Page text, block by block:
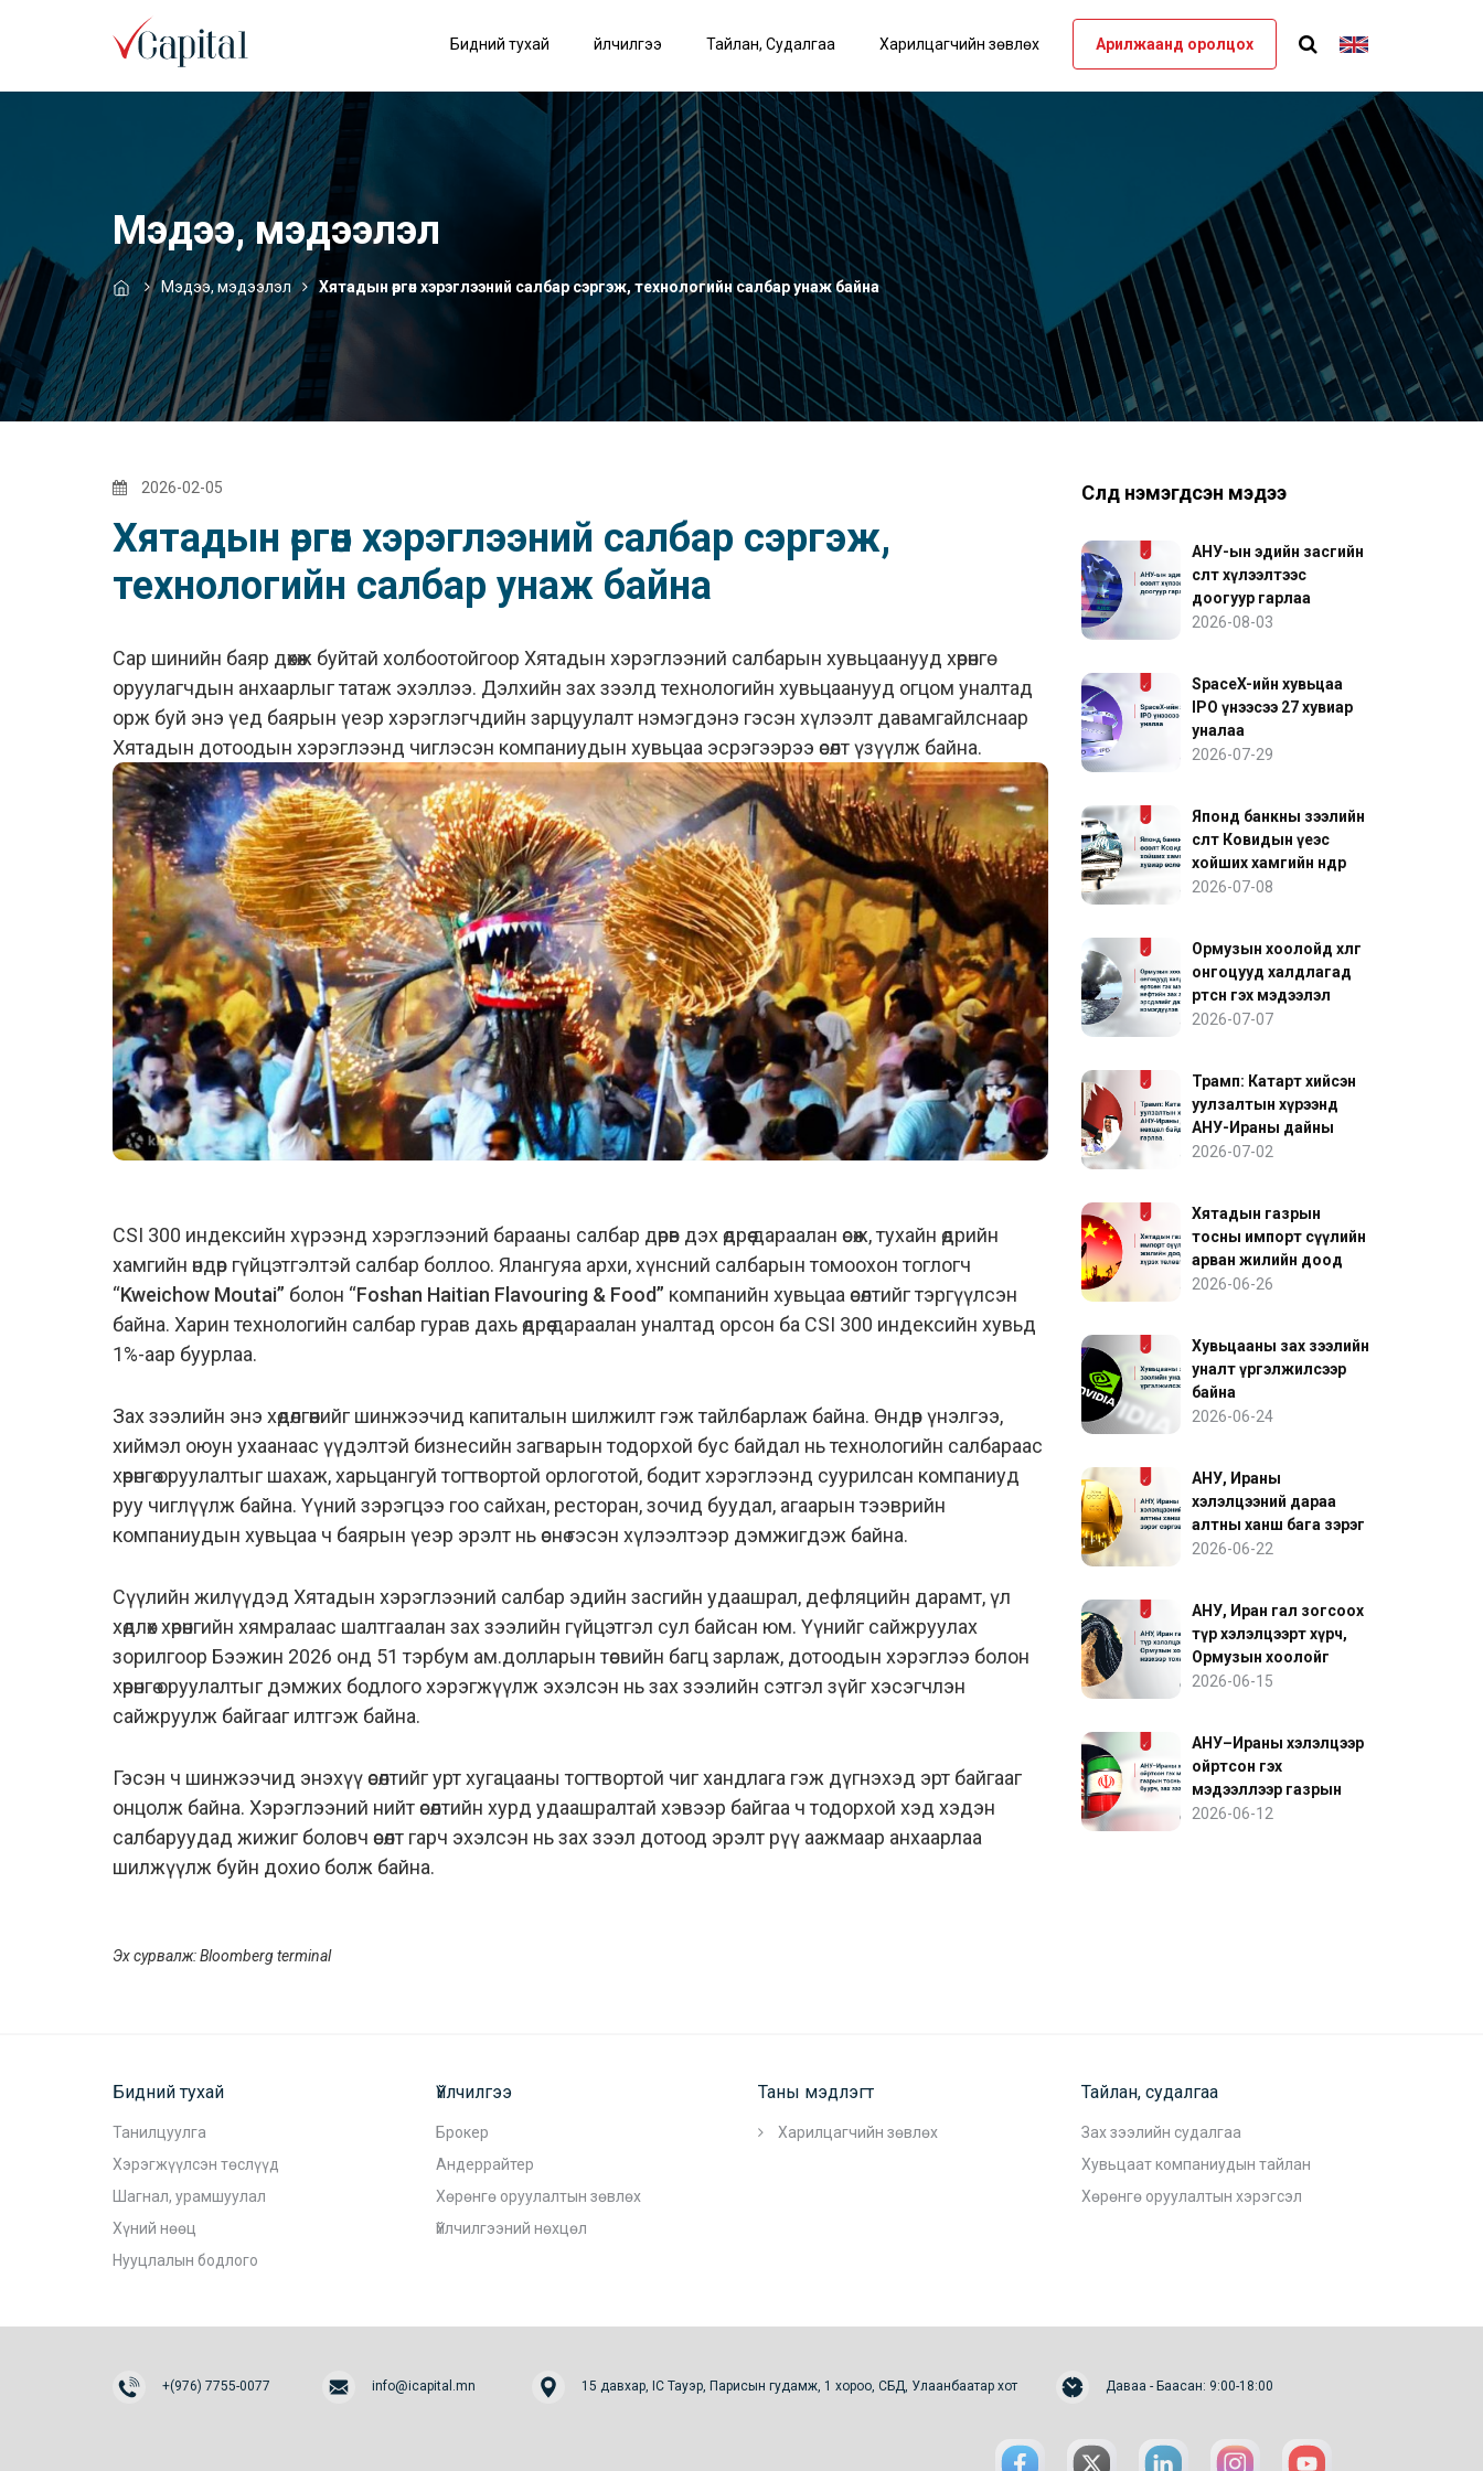
Бидний тухай Үйлчилгээ Тайлан, Судалгаа Харилцагчийн зөвлөх Арилжаанд оролцох
Мэдээ, мэдээлэл
Мэдээ, мэдээлэл Хятадын өргөн хэрэглээний салбар сэргэж, технологийн салбар унаж байна
2026-02-05
Хятадын өргөн хэрэглээний салбар сэргэж,
технологийн салбар унаж байна
Сар шинийн баяр дөхөж буйтай холбоотойгоор Хятадын хэрэглээний салбарын хувьцаанууд хөрөнгө
оруулагчдын анхаарлыг татаж эхэллээ. Дэлхийн зах зээлд технологийн хувьцаанууд огцом уналтад
орж буй энэ үед баярын үеэр хэрэглэгчдийн зарцуулалт нэмэгдэнэ гэсэн хүлээлт давамгайлснаар
Хятадын дотоодын хэрэглээнд чиглэсэн компаниудын хувьцаа эсрэгээрээ өсөлт үзүүлж байна.
CSI 300 индексийн хүрээнд хэрэглээний барааны салбар дөрөв дэх өдрөө дараалан өсөж, тухайн өдрийн
хамгийн өндөр гүйцэтгэлтэй салбар боллоо. Ялангуяа архи, хүнсний салбарын томоохон тоглогч
“Kweichow Moutai” болон “Foshan Haitian Flavouring & Food” компанийн хувьцаа өсөлтийг тэргүүлсэн
байна. Харин технологийн салбар гурав дахь өдрөө дараалан уналтад орсон ба CSI 300 индексийн хувьд
1%-аар буурлаа.
Зах зээлийн энэ хөдөлгөөнийг шинжээчид капиталын шилжилт гэж тайлбарлаж байна. Өндөр үнэлгээ,
хиймэл оюун ухаанаас үүдэлтэй бизнесийн загварын тодорхой бус байдал нь технологийн салбараас
хөрөнгө оруулалтыг шахаж, харьцангуй тогтвортой орлоготой, бодит хэрэглээнд суурилсан компаниуд
руу чиглүүлж байна. Үүний зэрэгцээ гоо сайхан, ресторан, зочид буудал, агаарын тээврийн
компаниудын хувьцаа ч баярын үеэр эрэлт нь өснө гэсэн хүлээлтээр дэмжигдэж байна.
Сүүлийн жилүүдэд Хятадын хэрэглээний салбар эдийн засгийн удаашрал, дефляцийн дарамт, үл
хөдлөх хөрөнгийн хямралаас шалтгаалан зах зээлийн гүйцэтгэл сул байсан юм. Үүнийг сайжруулах
зорилгоор Бээжин 2026 онд 51 тэрбум ам.долларын төсвийн багц зарлаж, дотоодын хэрэглээ болон
хөрөнгө оруулалтыг дэмжих бодлого хэрэгжүүлж эхэлсэн нь зах зээлийн сэтгэл зүйг хэсэгчлэн
сайжруулж байгааг илтгэж байна.
Гэсэн ч шинжээчид энэхүү өсөлтийг урт хугацааны тогтвортой чиг хандлага гэж дүгнэхэд эрт байгааг
онцолж байна. Хэрэглээний нийт өсөлтийн хурд удаашралтай хэвээр байгаа ч тодорхой хэд хэдэн
салбаруудад жижиг боловч өсөлт гарч эхэлсэн нь зах зээл дотоод эрэлт рүү аажмаар анхаарлаа
шилжүүлж буйн дохио болж байна.
Эх сурвалж: Bloomberg terminal
Сүүлд нэмэгдсэн мэдээ
АНУ-ын эдийн засгийн
өсөлт хүлээлтээс
доогуур гарлаа
2026-08-03
SpaceX-ийн хувьцаа
IPO үнээсээ 27 хувиар
уналаа
2026-07-29
Японд банкны зээлийн
өсөлт Ковидын үеэс
хойших хамгийн өндөр
хувиар өслөө
2026-07-08
Ормузын хоолойд хөлөг
онгоцууд халдлагад
өртсөн гэх мэдээлэл
нефтийн зах зээлийн
2026-07-07
Трамп: Катарт хийсэн
уулзалтын хүрээнд
АНУ-Ираны дайны
нөхцөл байдалд ахиц
2026-07-02
Хятадын газрын
тосны импорт сүүлийн
арван жилийн доод
түвшинд хүрэх төлөвтэй
2026-06-26
Хувьцааны зах зээлийн
уналт үргэлжилсээр
байна
2026-06-24
АНУ, Ираны
хэлэлцээний дараа
алтны ханш бага зэрэг
сэргэв
2026-06-22
АНУ, Иран гал зогсоох
түр хэлэлцээрт хүрч,
Ормузын хоолойг
нээхээр тохиролцов
2026-06-15
АНУ–Ираны хэлэлцээр
ойртсон гэх
мэдээллээр газрын
тосны үнэ буурч, зах
2026-06-12
Бидний тухай
Танилцуулга
Хэрэгжүүлсэн төслүүд
Шагнал, урамшуулал
Хүний нөөц
Нууцлалын бодлого
Үйлчилгээ
Брокер
Андеррайтер
Хөрөнгө оруулалтын зөвлөх
Үйлчилгээний нөхцөл
Таны мэдлэгт
Харилцагчийн зөвлөх
Тайлан, судалгаа
Зах зээлийн судалгаа
Хувьцаат компаниудын тайлан
Хөрөнгө оруулалтын хэрэгсэл
+(976) 7755-0077 info@icapital.mn 15 давхар, IC Тауэр, Парисын гудамж, 1 хороо, СБД, Улаанбаатар хот Даваа - Баасан: 9:00-18:00